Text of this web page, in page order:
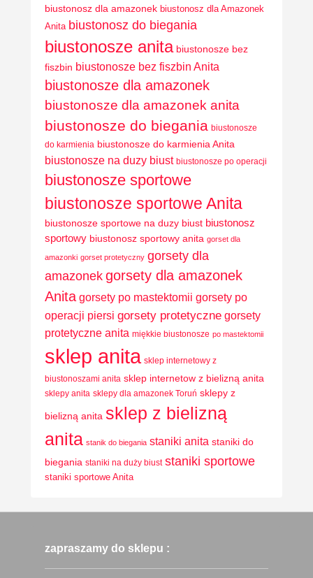
biustonosz dla amazonek biustonosz dla Amazonek
Anita biustonosz do biegania
biustonosze anita biustonosze bez
fiszbin biustonosze bez fiszbin Anita
biustonosze dla amazonek
biustonosze dla amazonek anita
biustonosze do biegania biustonosze
do karmienia biustonosze do karmienia Anita
biustonosze na duzy biust biustonosze po operacji
biustonosze sportowe
biustonosze sportowe Anita
biustonosze sportowe na duzy biust biustonosz
sportowy biustonosz sportowy anita gorset dla
amazonki gorset protetyczny gorsety dla
amazonekgorsety dla amazonek
Anita gorsety po mastektomii gorsety po
operacji piersi gorsety protetyczne gorsety
protetyczne anita miękkie biustonosze po mastektomii
sklep anita sklep internetowy z
biustonoszami anita sklep internetow z bielizną anita
sklepy anita sklepy dla amazonek Toruń sklepy z
bielizną anita sklep z bielizną
anita stanik do biegania staniki anita staniki do
biegania staniki na duży biust staniki sportowe
staniki sportowe Anita
zapraszamy do sklepu :